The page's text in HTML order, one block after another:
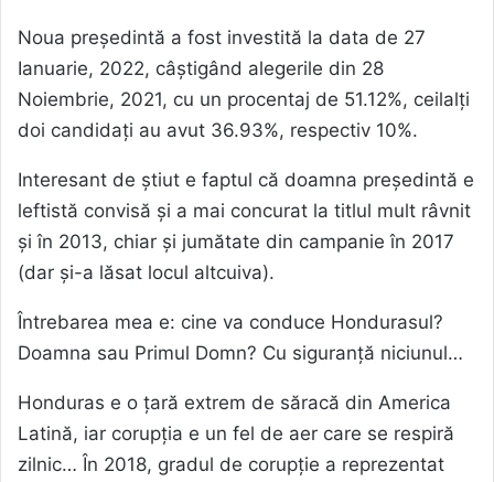
Noua președintă a fost investită la data de 27
Ianuarie, 2022, câștigând alegerile din 28
Noiembrie, 2021, cu un procentaj de 51.12%, ceilalți
doi candidați au avut 36.93%, respectiv 10%.
Interesant de știut e faptul că doamna președintă e
leftistă convisă și a mai concurat la titlul mult râvnit
și în 2013, chiar și jumătate din campanie în 2017
(dar și-a lăsat locul altcuiva).
Întrebarea mea e: cine va conduce Hondurasul?
Doamna sau Primul Domn? Cu siguranță niciunul…
Honduras e o țară extrem de săracă din America
Latină, iar corupția e un fel de aer care se respiră
zilnic… În 2018, gradul de corupție a reprezentat